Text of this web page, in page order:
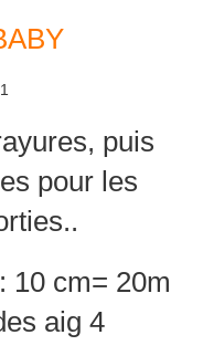
puis
pour les
10 cm= 20m
aig 4